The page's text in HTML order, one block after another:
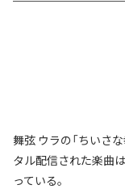
舞弦 ウラの「ちいさ
タル配信された楽曲
っている。